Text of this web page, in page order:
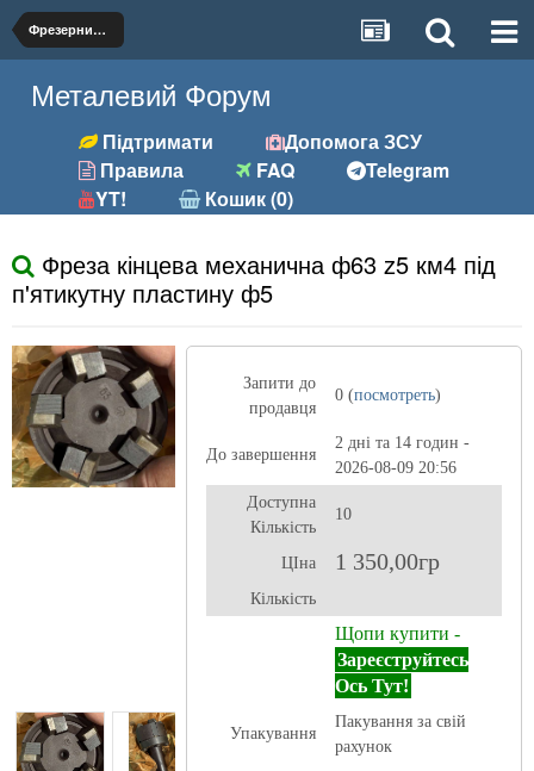
Фрезерний (фрези, розгортки та ін.)
Металевий Форум
Підтримати
Допомога ЗСУ
Правила
FAQ
Telegram
YT!
Кошик (0)
Фреза кінцева механична ф63 z5 км4 під
п'ятикутну пластину ф5
Запити до
продавця
0 (посмотреть)
До завершення
2 дні та 14 годин -
2026-08-09 20:56
Доступна
Кількість
10
ЦІна 1 350,00гр
Кількість
Щопи купити -
Зареєструйтесь
Ось Тут!
Упакування
Пакування за свій
рахунок